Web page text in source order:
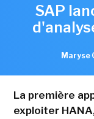
SAP
Maryse
La première
exploiter